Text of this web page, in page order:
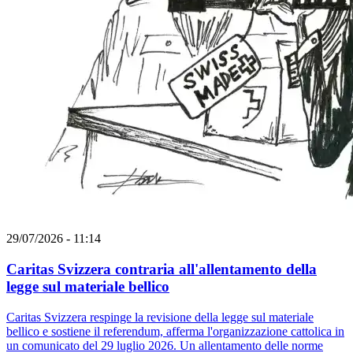
29/07/2026 - 11:14
Caritas Svizzera contraria all'allentamento della
legge sul materiale bellico
Caritas Svizzera respinge la revisione della legge sul materiale
bellico e sostiene il referendum, afferma l'organizzazione cattolica in
un comunicato del 29 luglio 2026. Un allentamento delle norme